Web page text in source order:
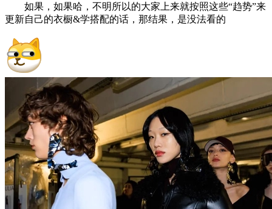
如果，如果哈，不明所以的大家上来就按照这些“趋势”来
更新自己的衣橱&学搭配的话，那结果，是没法看的